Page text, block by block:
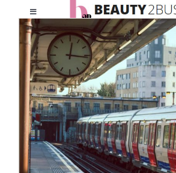
contenuto
Toggle
Navigation
HOME
CHI SIAMO
LE RIVISTE
NEWSLETTER